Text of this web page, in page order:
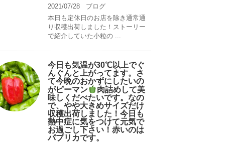
2021/07/28
ブログ
本日も定休日のお店を除き通常通
り収穫出荷しました！ストーリー
で紹介していた小粒の ...
今日も気温が30℃以上でぐ
んぐんと上がってます。さ
て今晩のおかずにしたいの
がピーマン
肉詰めして美
味しくだべたいです。なの
で、やや大きめサイズだけ
収穫出荷しました！今日も
熱中症に気をつけて元気で
お過ごし下さい！赤いのは
パプリカです。